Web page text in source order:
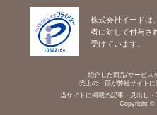
株式会社イードは
者に対して付与さ
受けています。
紹介した商品/サービス
売上の一部が弊社サイトに
当サイトに掲載の記事・見出し
Copyright ©